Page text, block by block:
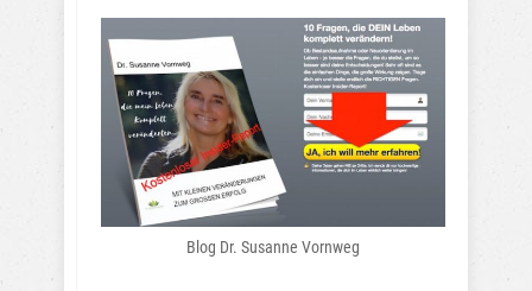
Blog Dr. Susanne Vornweg